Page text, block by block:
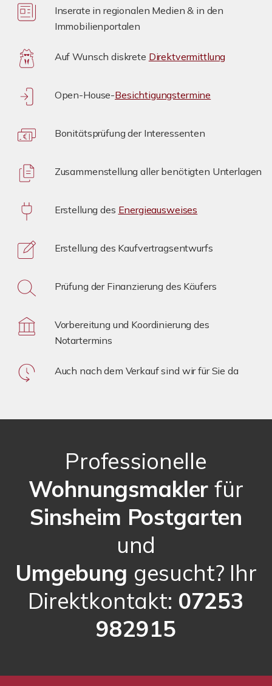
Inserate in regionalen Medien & in den
Immobilienportalen
Auf Wunsch diskrete Direktvermittlung
Open-House-Besichtigungstermine
Bonitätsprüfung der Interessenten
Zusammenstellung aller benötigten Unterlagen
Erstellung des Energieausweises
Erstellung des Kaufvertragsentwurfs
Prüfung der Finanzierung des Käufers
Vorbereitung und Koordinierung des
Notartermins
Auch nach dem Verkauf sind wir für Sie da
Professionelle
Wohnungsmaklerfür
Sinsheim Postgarten
und
Umgebung gesucht? Ihr
Direktkontakt: 07253
982915